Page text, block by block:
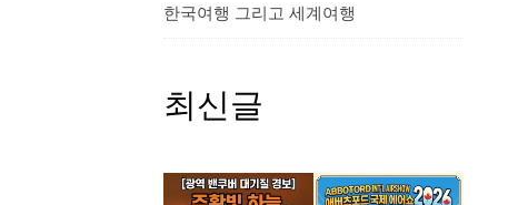
한국여행 그리고 세계여행
최신글